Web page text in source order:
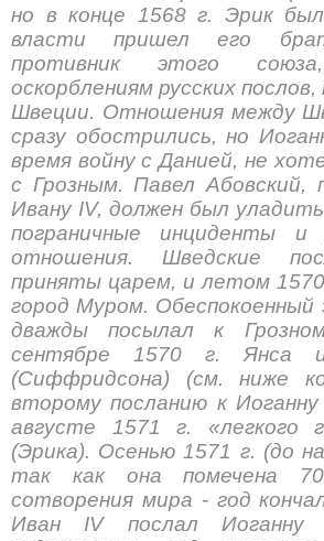
но в конце 1568 г. Эрик
власти пришел его
противник этого
оскорблениям русских
Швеции. Отношения между
сразу обострились, но
время войну с Данией, не
с Грозным. Павел Абовский,
Ивану IV, должен был
пограничные инциденты и
отношения. Шведские
приняты царем, и летом 1570
город Муром. Обеспокоенный
дважды посылал к
сентябре 1570 г. Янса
(Сиффридсона) (см. ниже
второму посланию к
августе 1571 г. «легкого
(Эрика). Осенью 1571 г. (до
так как она помечена
сотворения мира - год
Иван IV послал Иоганну